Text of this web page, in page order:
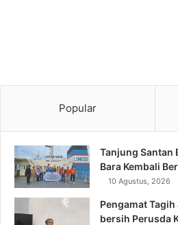
Popular
Tanjung Santan
Bara Kembali
10 Agustus, 2026
Pengamat
bersih Perusda